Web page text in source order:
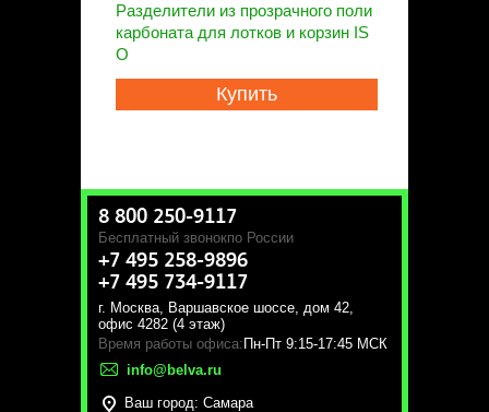
Разделители из прозрачного поли
карбоната для лотков и корзин IS
O
Купить
8 800 250-9117
Бесплатный звонокпо России
+7 495 258-9896
+7 495 734-9117
г. Москва, Варшавское шоссе, дом 42,
офис 4282 (4 этаж)
Время работы офиса: Пн-Пт 9:15-17:45 МСК
info@belva.ru
Ваш город: Самара